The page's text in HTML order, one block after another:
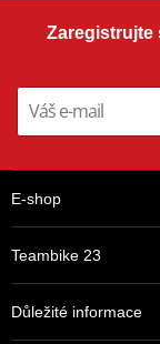
Zaregistrujte
E-shop
Teambike 23
Důležité informace